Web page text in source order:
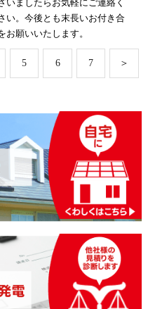
いましたらお気軽にご連絡く
い。今後とも末長いお付き合
お願いいたします。
5 6 7 ＞